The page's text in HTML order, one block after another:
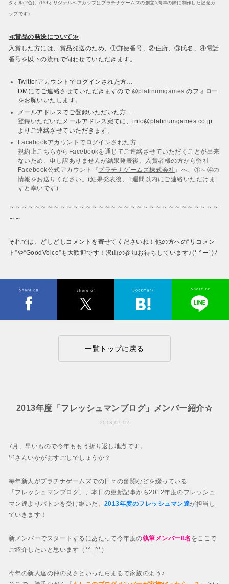
タオル(2色)。(PGオリジナルペアカップはプラチナゲームズの創立5周年の際に制作した記念カ
ップです)
≪賞品の発送について≫
入賞した方には、賞品発送のため、①郵便番号、②住所、③氏名、④電話
番号を以下の流れで伺わせていただきます。
Twitterアカウントでログインされた方…
DMにてご連絡させていただきますので @platinumgames のフォロー
をお願いいたします。
メールアドレスでご登録いただいた方…
登録いただいた メールアドレス宛てに、info@platinumgames.co.jp
よりご連絡させていただきます。
Facebookアカウントでログインされた方…
規約上こちらからFacebookを通じてご連絡させていただくことが出来
ないため、申し訳ありませんが結果発表後、入賞者様の方から弊社
Facebook公式アカウント『プラチナゲームズ株式会社 』へ、①～④の
情報をお送りください。(結果発表後、1週間以内にご連絡いただけま
すと幸いです)
～～～～～～～～～～～～～～～～～～～～～～～～～～～～～～～～～
～～
それでは、どしどしコメントを寄せてくださいね！他の方への“リコメン
ト”や“GoodVoice”も大歓迎です！沢山の参加お待ちしています♪(* ^ーﾟ)ﾉ
一覧トップに戻る
2013年度「フレッシュマンブログ」メンバー紹介☆
2013.07.02
7月、早いもので今年ももう折り返し地点です。
皆さんいかがおすごしでしょうか？
毎年新人がプラチナゲームズでの日々の奮闘などを綴っている
「フレッシュマンブログ」
、本日の更新記事から2012年度のフレッシュ
マン達よりバトンを受け継いだ、 2013年度のフレッシュマン達が担当し
ていきます！
新メンバーでスタートするにあたって今年度の執筆メンバー8名 をここで
ご紹介したいと思います（*^_^*）
今年の新人達の仲の良さといったらまるで家族のよう♪